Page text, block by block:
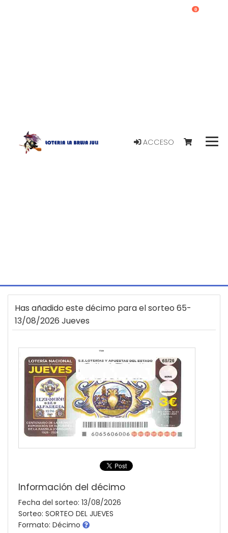
ACCESO
0
Has añadido este décimo para el sorteo 65-
13/08/2026 Jueves
17336
Información del décimo
Fecha del sorteo: 13/08/2026
Sorteo: SORTEO DEL JUEVES
Formato: Décimo